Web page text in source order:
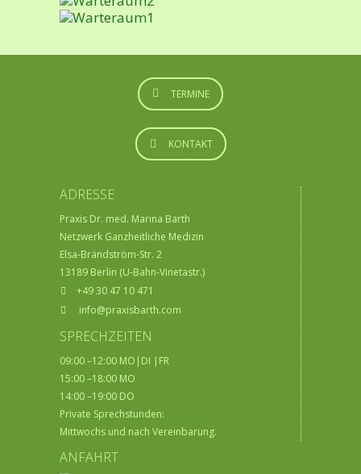
TERMINE
KONTAKT
ADRESSE
Praxis Dr. med. Marina Barth
Netzwerk Ganzheitliche Medizin
Elsa-Brändström-Str. 2
13189 Berlin (U-Bahn-Vinetastr.)
+49 30 47 10 471
info@praxisbarth.com
SPRECHZEITEN
09:00 –12:00 MO|DI |FR
15:00 –18:00 MO
14:00 –19:00 DO
Private Sprechstunden:
Mittwochs und nach Vereinbarung.
ANFAHRT